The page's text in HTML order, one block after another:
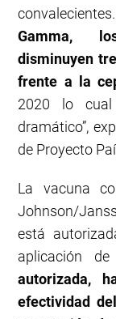
Gamma,
disminuyen
frente a la
2020 lo
dramático”,
de Proyecto
La vacuna
Johnson/
está
aplicación
autorizada,
efectividad